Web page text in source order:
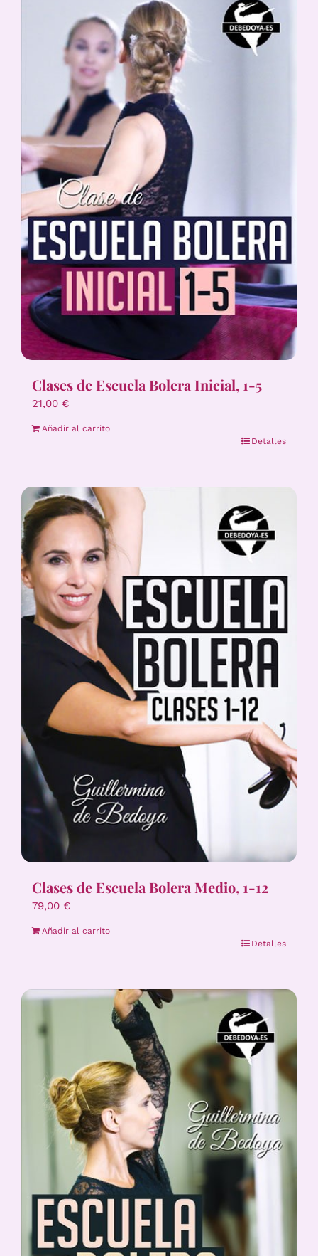
Clases de Escuela Bolera Inicial, 1-5
21,00 €
Añadir al carrito
Detalles
Clases de Escuela Bolera Medio, 1-12
79,00 €
Añadir al carrito
Detalles